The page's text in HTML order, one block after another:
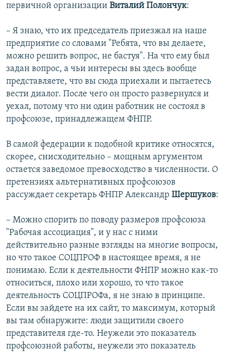
первичной организации Виталий Полончук:
– Я знаю, что их председатель приезжал на наше
предприятие со словами "Ребята, что вы делаете,
можно решить вопрос, не бастуя". На что ему был
задан вопрос, а чьи интересы вы здесь вообще
представляете, что вы сюда приехали и пытаетесь
вести диалог. После чего он просто развернулся и
уехал, потому что ни один работник не состоял в
профсоюзе, принадлежащем ФНПР.
В самой федерации к подобной критике относятся,
скорее, снисходительно – мощным аргументом
остается заведомое превосходство в численности. О
претензиях альтернативных профсоюзов
рассуждает секретарь ФНПР Александр Шершуков:
– Можно спорить по поводу размеров профсоюза
"Рабочая ассоциация", и у нас с ними
действительно разные взгляды на многие вопросы,
но что такое СОЦПРОФ в настоящее время, я не
понимаю. Если к деятельности ФНПР можно как-то
относиться, плохо или хорошо, то что такое
деятельность СОЦПРОФа, я не знаю в принципе.
Если вы зайдете на их сайт, то максимум, который
вы там обнаружите: люди защитили своего
представителя где-то. Неужели это показатель
профсоюзной работы, неужели это показатель